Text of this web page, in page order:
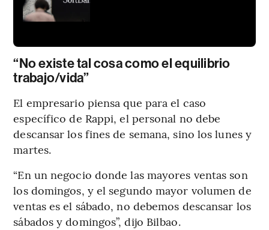
“No existe tal cosa como el equilibrio
trabajo/vida”
El empresario piensa que para el caso
específico de Rappi, el personal no debe
descansar los fines de semana, sino los lunes y
martes.
“En un negocio donde las mayores ventas son
los domingos, y el segundo mayor volumen de
ventas es el sábado, no debemos descansar los
sábados y domingos”, dijo Bilbao.